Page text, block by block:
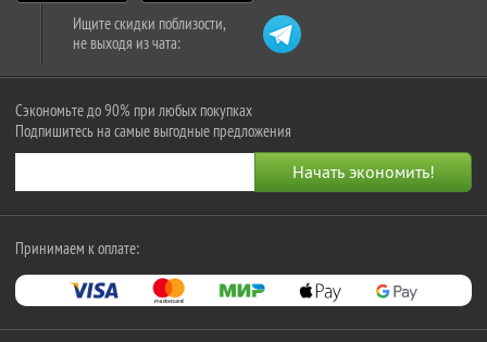
Ищите скидки поблизости,
не выходя из чата:
Сэкономьте до 90% при любых покупках
Подпишитесь на самые выгодные предложения
Принимаем к оплате: